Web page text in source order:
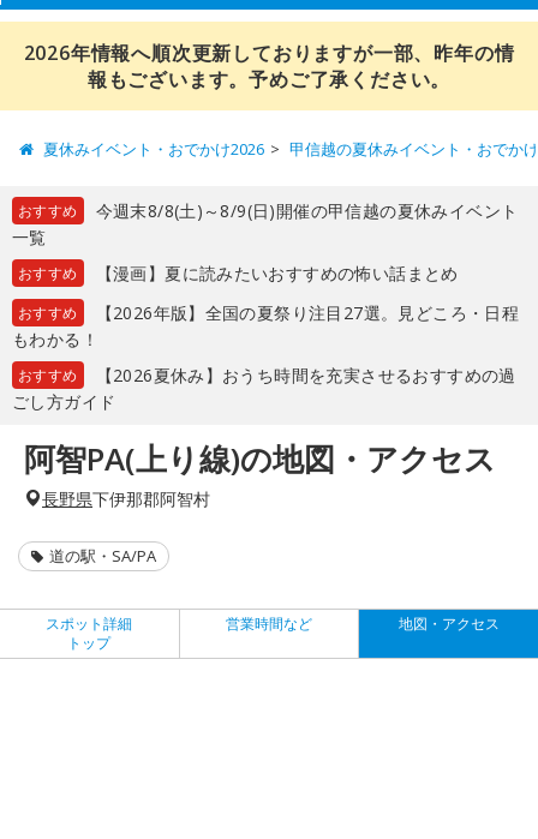
2026年情報へ順次更新しておりますが一部、昨年の情
報もございます。予めご了承ください。
夏休みイベント・おでかけ2026 甲信越の夏休みイベント・おでか
おすすめ
今週末8/8(土)～8/9(日)開催の甲信越の夏休みイベント
一覧
おすすめ 【漫画】夏に読みたいおすすめの怖い話まとめ
おすすめ
【2026年版】全国の夏祭り注目27選。見どころ・日程
もわかる！
おすすめ
【2026夏休み】おうち時間を充実させるおすすめの過
ごし方ガイド
阿智PA(上り線)の地図・アクセス
長野県下伊那郡阿智村
道の駅・SA/PA
スポット詳細
トップ
営業時間など 地図・アクセス